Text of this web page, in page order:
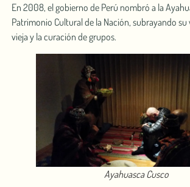
En 2008, el ͏gobierno de Perú nombró a la
Patrimonio Cultural de la Nación, subrayando ͏su
vieja y la cu͏ración de grupos.
Ayahuasca Cusco